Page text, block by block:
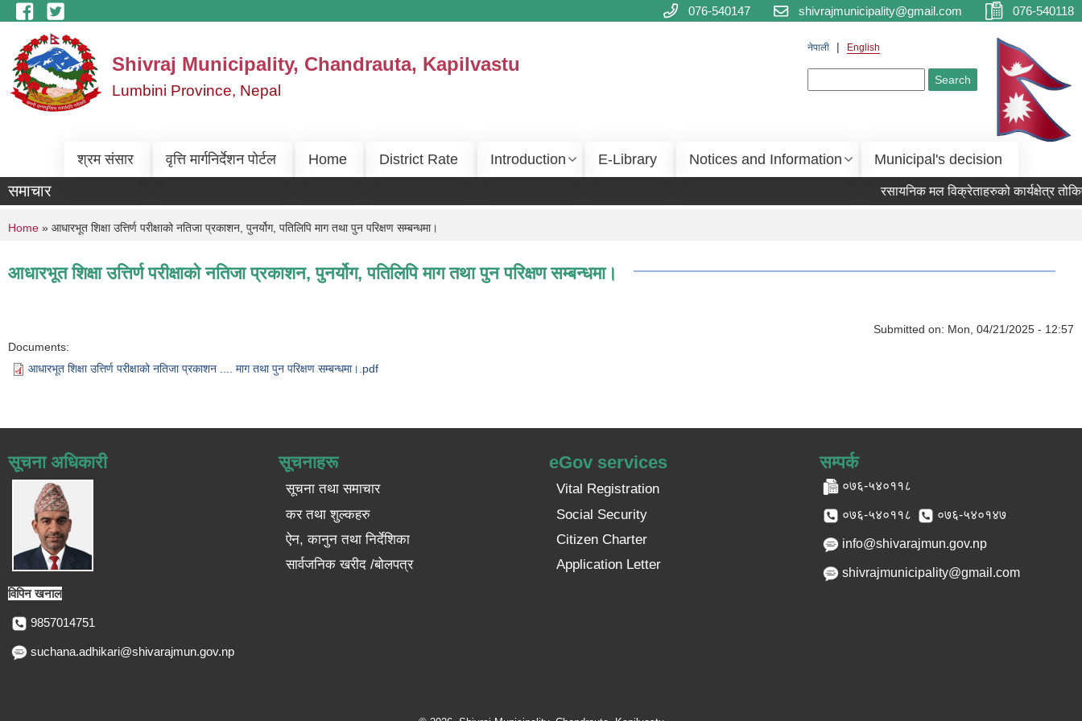
Skip to main content 076-540147 shivrajmunicipality@gmail.com 076-540118
Shivraj Municipality, Chandrauta, Kapilvastu
Lumbini Province, Nepal
नेपाली English
श्रम संसार वृत्ति मार्गनिर्देशन पोर्टल Home District Rate Introduction E-Library Notices and Information Municipal's decision
समाचार रसायनिक मल विक्रेताहरुको कार्यक्षेत्र
You are here
Home » आधारभूत शिक्षा उत्तिर्ण परीक्षाको नतिजा प्रकाशन, पुनर्योग, पतिलिपि माग तथा पुन परिक्षण सम्बन्धमा।
आधारभूत शिक्षा उत्तिर्ण परीक्षाको नतिजा प्रकाशन, पुनर्योग, पतिलिपि माग तथा पुन परिक्षण सम्बन्धमा।
Submitted on: Mon, 04/21/2025 - 12:57
Documents:
आधारभूत शिक्षा उत्तिर्ण परीक्षाको नतिजा प्रकाशन .... माग तथा पुन परिक्षण सम्बन्धमा।.pdf
सूचना अधिकारी
विपिन खनाल
9857014751
suchana.adhikari@shivarajmun.gov.np
सूचनाहरू
सूचना तथा समाचार
कर तथा शुल्कहरु
ऐन, कानुन तथा निर्देशिका
सार्वजनिक खरीद /बोलपत्र
eGov services
Vital Registration
Social Security
Citizen Charter
Application Letter
सम्पर्क
०७६-५४०११८
०७६-५४०११८ ०७६-५४०१४७
info@shivarajmun.gov.np
shivrajmunicipality@gmail.com